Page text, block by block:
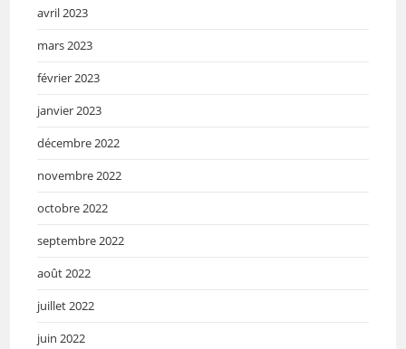
avril 2023
mars 2023
février 2023
janvier 2023
décembre 2022
novembre 2022
octobre 2022
septembre 2022
août 2022
juillet 2022
juin 2022